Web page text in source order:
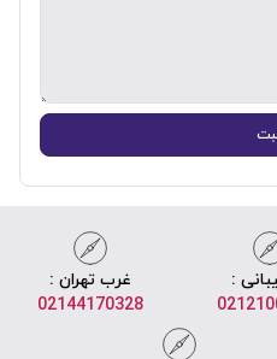
:
غرب تهران :
02144170328